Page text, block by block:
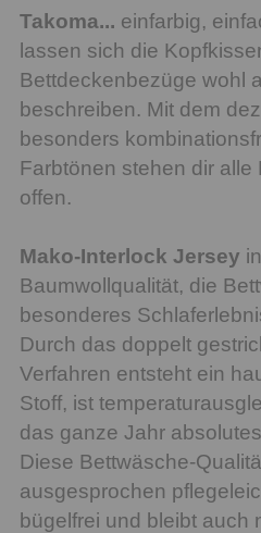
Takoma... einfarbig,
lassen sich die
Bettdeckenbezüge wohl
beschreiben. Mit dem
besonders
Farbtönen stehen dir alle
offen.
Mako-Interlock Jersey
Baumwollqualität, die
besonderes
Durch das doppelt
Verfahren entsteht ein
Stoff, ist
das ganze Jahr
Diese Bettwäsche-
ausgesprochen
bügelfrei und bleibt auch